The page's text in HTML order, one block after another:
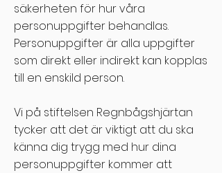
säkerheten för hur våra
personuppgifter behandlas.
Personuppgifter är alla uppgifter
som direkt eller indirekt kan kopplas
till en enskild person.
Vi på stiftelsen Regnbågshjärtan
tycker att det är viktigt att du ska
känna dig trygg med hur dina
personuppgifter kommer att